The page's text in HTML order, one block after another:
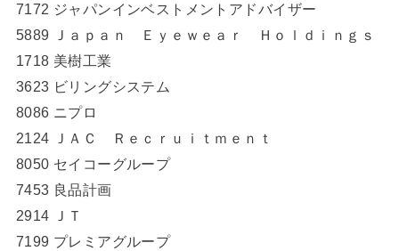
7172 ジャパンインベストメントアドバイザー
5889 Ｊａｐａｎ Ｅｙｅｗｅａｒ Ｈｏｌｄｉｎｇｓ
1718 美樹工業
3623 ビリングシステム
8086 ニプロ
2124 ＪＡＣ Ｒｅｃｒｕｉｔｍｅｎｔ
8050 セイコーグループ
7453 良品計画
2914 ＪＴ
7199 プレミアグループ